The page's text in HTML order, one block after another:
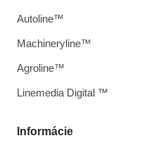
Informácie
Autoline™
Machineryline™
Agroline™
Linemedia Digital ™